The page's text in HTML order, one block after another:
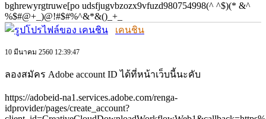
bghrewyrgtruwe[po udsfjugvbzozx9vfuzd980754998(^ ^$)(* &^
%$#@+_)@!#$#%^&*&()_+_
เคนชิน
10 มีนาคม 2560 12:39:47
ลองสมัคร Adobe account ID ได้ที่หน้าเว็บนี้นะคับ
https://adobeid-na1.services.adobe.com/renga-
idprovider/pages/create_account?